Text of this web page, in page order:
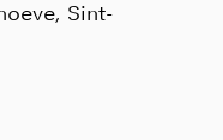
Sint-